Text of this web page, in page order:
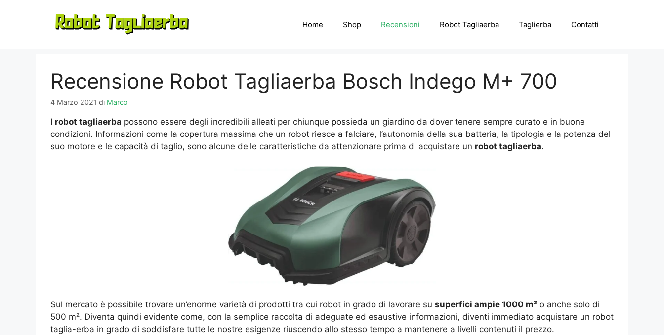
Home Shop Recensioni Robot Tagliaerba Taglierba Contatti
Recensione Robot Tagliaerba Bosch Indego M+ 700
4 Marzo 2021 di Marco
I robot tagliaerba possono essere degli incredibili alleati per chiunque possieda un giardino da dover tenere sempre curato e in buone
condizioni. Informazioni come la copertura massima che un robot riesce a falciare, l’autonomia della sua batteria, la tipologia e la potenza del
suo motore e le capacità di taglio, sono alcune delle caratteristiche da attenzionare prima di acquistare un robot tagliaerba.
Sul mercato è possibile trovare un’enorme varietà di prodotti tra cui robot in grado di lavorare su superfici ampie 1000 m² o anche solo di
500 m². Diventa quindi evidente come, con la semplice raccolta di adeguate ed esaustive informazioni, diventi immediato acquistare un robot
taglia-erba in grado di soddisfare tutte le nostre esigenze riuscendo allo stesso tempo a mantenere a livelli contenuti il prezzo.